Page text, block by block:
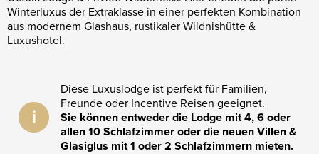
Winterluxus der Extraklasse in einer perfekten Kombination
aus modernem Glashaus, rustikaler Wildnishütte &
Luxushotel.
i
Diese Luxuslodge ist perfekt für Familien,
Freunde oder Incentive Reisen geeignet.
Sie können entweder die Lodge mit 4, 6 oder
allen 10 Schlafzimmer oder die neuen Villen &
Glasiglus mit 1 oder 2 Schlafzimmern mieten.